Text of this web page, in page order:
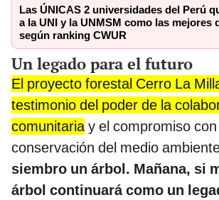
Las ÚNICAS 2 universidades del Perú
a la UNI y la UNMSM como las mejores
según ranking CWUR
Un legado para el futuro
El proyecto forestal Cerro La
testimonio del poder de la
comunitariay el compromiso
conservación del medio
siembro un árbol. Mañana, si
árbol continuará como un